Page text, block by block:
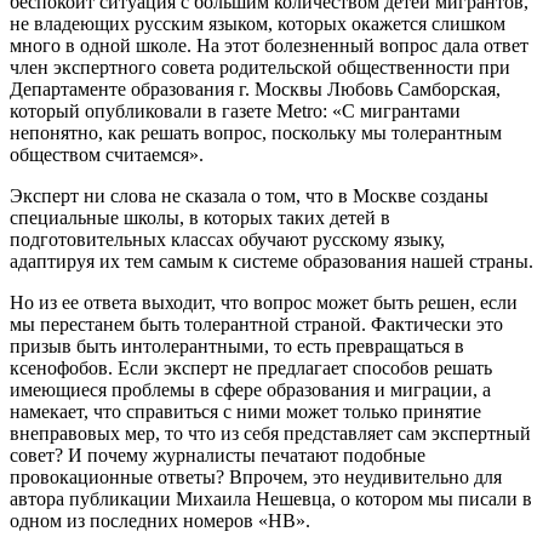
не владеющих русским языком, которых окажется слишком
много в одной школе. На этот болезненный вопрос дала ответ
член экспертного совета родительской общественности при
Департаменте образования г. Москвы Любовь Самборская,
который опубликовали в газете Metro: «С мигрантами
непонятно, как решать вопрос, поскольку мы толерантным
обществом считаемся».
Эксперт ни слова не сказала о том, что в Москве созданы
специальные школы, в которых таких детей в
подготовительных классах обучают русскому языку,
адаптируя их тем самым к системе образования нашей страны.
Но из ее ответа выходит, что вопрос может быть решен, если
мы перестанем быть толерантной страной. Фактически это
призыв быть интолерантными, то есть превращаться в
ксенофобов. Если эксперт не предлагает способов решать
имеющиеся проблемы в сфере образования и миграции, а
намекает, что справиться с ними может только принятие
внеправовых мер, то что из себя представляет сам экспертный
совет? И почему журналисты печатают подобные
провокационные ответы? Впрочем, это неудивительно для
автора публикации Михаила Нешевца, о котором мы писали в
одном из последних номеров «НВ».